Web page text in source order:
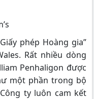
phép Hoàng gia”
Rất nhiều dòng
Penhaligon được
một phần trong bộ
ty luôn cam kết